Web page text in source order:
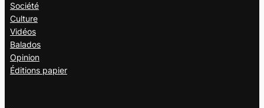
Société
Culture
Vidéos
Balados
Opinion
Éditions papier